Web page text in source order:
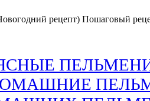
рецепт) Пошаговый
ДОМАШНИЕ